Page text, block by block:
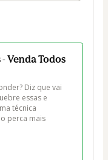
Venda Todos
Diz que vai
essas e
técnica
perca mais